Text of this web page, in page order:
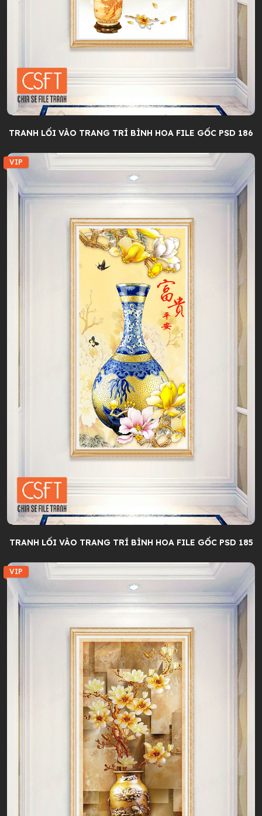
TRANH LỐI VÀO TRANG TRÍ BÌNH HOA FILE GỐC PSD 186
VIP
TRANH LỐI VÀO TRANG TRÍ BÌNH HOA FILE GỐC PSD 185
VIP